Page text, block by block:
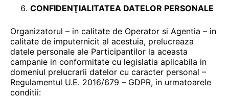
CONFIDENŢIALITATEA DATELOR PERSONALE
Organizatorul – in calitate de Operator si Agentia – in
calitate de imputernicit al acestuia, prelucreaza
datele personale ale Participantilor la aceasta
campanie in conformitate cu legislatia aplicabila in
domeniul prelucrarii datelor cu caracter personal –
Regulamentul U.E. 2016/679 – GDPR, in urmatoarele
conditii: